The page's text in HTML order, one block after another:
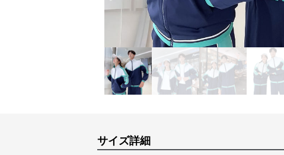
サイズ詳細